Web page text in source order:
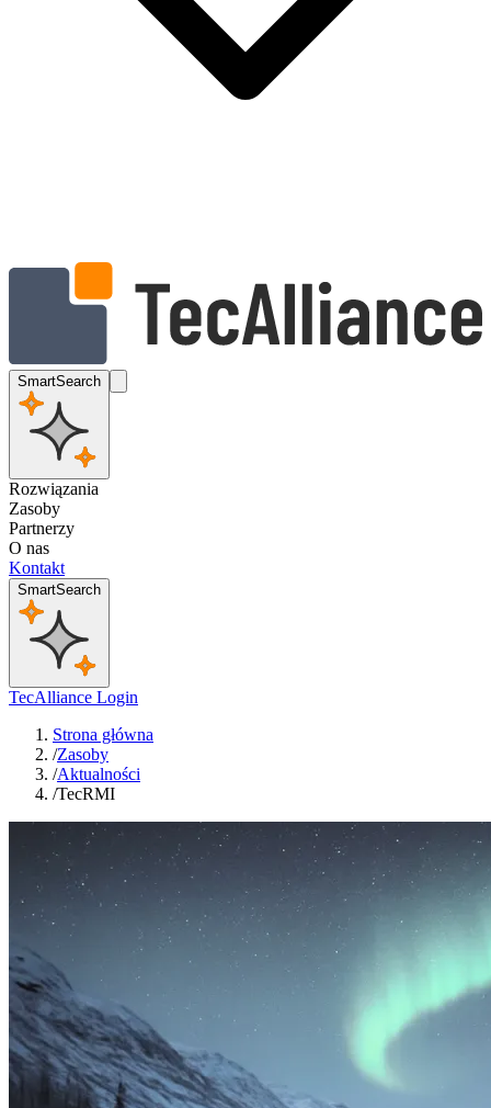
SmartSearch
Rozwiązania
Zasoby
Partnerzy
O nas
Kontakt
SmartSearch
TecAlliance Login
Strona główna
/Zasoby
/Aktualności
/TecRMI